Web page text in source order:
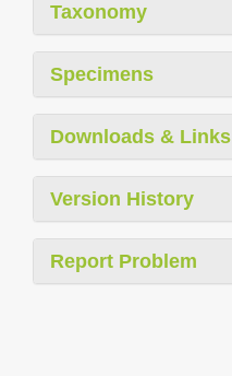
Taxonomy
Specimens
Downloads & Links
Version History
Report Problem